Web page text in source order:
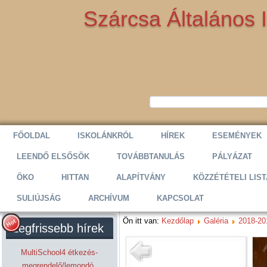
Szárcsa Általános
FŐOLDAL ISKOLÁNKRÓL HÍREK ESEMÉNYEK
LEENDŐ ELSŐSÖK TOVÁBBTANULÁS PÁLYÁZAT
ÖKO HITTAN ALAPÍTVÁNY KÖZZÉTÉTELI
SULIÚJSÁG ARCHÍVUM KAPCSOLAT
Legfrissebb hírek
MultiSchool4 étkezés-
Ön itt van: Kezdőlap Galéria 2018-